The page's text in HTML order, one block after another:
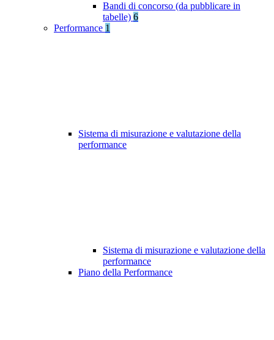
Bandi di concorso (da pubblicare in
tabelle) 6
Performance 1
Sistema di misurazione e valutazione della
performance
Sistema di misurazione e valutazione della
performance
Piano della Performance